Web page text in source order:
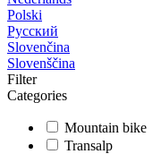
Polski
Русский
Slovenčina
Slovenščina
Filter
Categories
Mountain bike
Transalp